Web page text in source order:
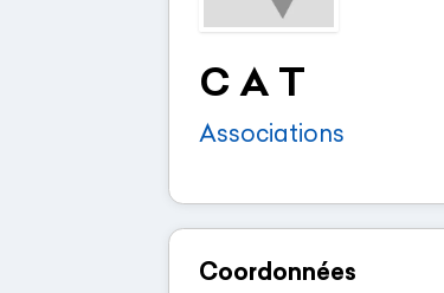
C A T
Associations
Coordonnées